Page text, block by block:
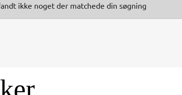
ikke noget der matchede din søgning